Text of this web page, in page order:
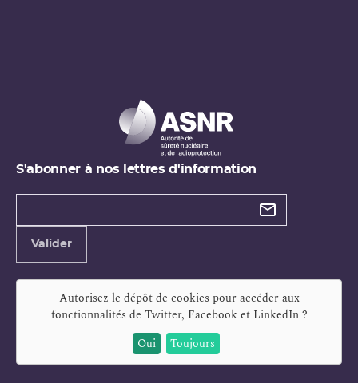
S'abonner à nos lettres d'information
Types de
Valider
Autorisez le dépôt de cookies pour accéder aux
fonctionnalités de Twitter, Facebook et LinkedIn?
Oui
Toujours